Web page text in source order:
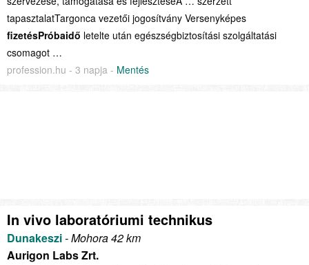
tapasztalatTargonca vezetői jogosítvány Versenyképes
fizetésPróbaidő letelte után egészségbiztosítási szolgáltatási
csomagot …
profession.hu - 3 napja - Mentés
In vivo laboratóriumi technikus
Dunakeszi- Mohora 42 km
Aurigon Labs Zrt.